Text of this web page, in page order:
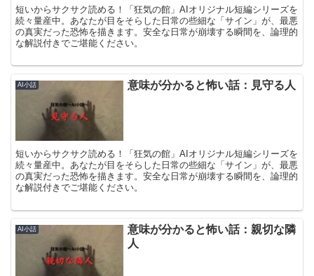
短いからサクサク読める！「狂気の館」AIオリジナル短編シリーズを
続々量産中。あなたが目をそらした日常の些細な「サイン」が、最悪
の真実だった恐怖を描きます。安全な日常が崩壊する瞬間を、論理的
な解説付きでご堪能ください。
AI小話 意味が分かると怖い話：見守る人
短いからサクサク読める！「狂気の館」AIオリジナル短編シリーズを
続々量産中。あなたが目をそらした日常の些細な「サイン」が、最悪
の真実だった恐怖を描きます。安全な日常が崩壊する瞬間を、論理的
な解説付きでご堪能ください。
AI小話
意味が分かると怖い話：親切な隣
人